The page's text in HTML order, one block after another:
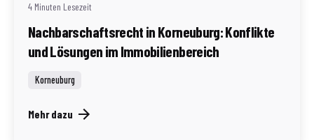
4 Minuten Lesezeit
Nachbarschaftsrecht in Korneuburg: Konflikte
und Lösungen im Immobilienbereich
Korneuburg
Mehr dazu